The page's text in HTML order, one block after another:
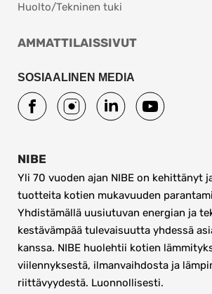
NIBE
Yli 70 vuoden ajan NIBE on kehittänyt
tuotteita kotien mukavuuden
Yhdistämällä uusiutuvan energian ja
kestävämpää tulevaisuutta yhdessä
kanssa. NIBE huolehtii kotien
viilennyksestä, ilmanvaihdosta ja
riittävyydestä. Luonnollisesti.
Huolto/Tekninen tuki
AMMATTILAISSIVUT
SOSIAALINEN MEDIA